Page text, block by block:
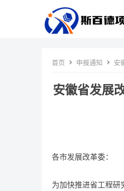
首页 申报通知 安
安徽省发展
各市发展改革委：
为加快推进省工程研